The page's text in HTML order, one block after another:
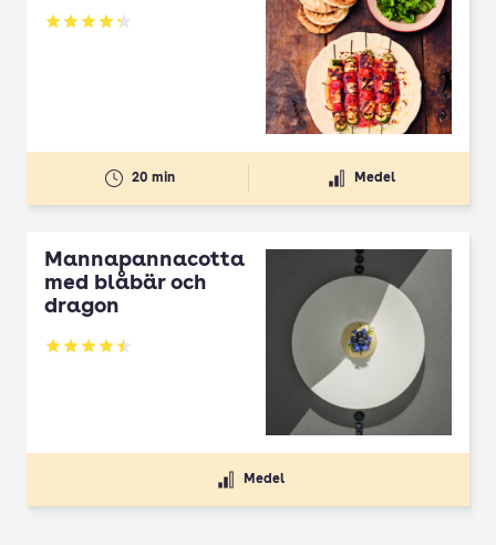
Betyg: 4.3 av 5
20 min Medel
Mannapannacotta
med blåbär och
dragon
Betyg: 4.5 av 5
Medel